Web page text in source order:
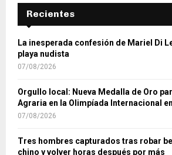
Recientes
La inesperada confesión de Mariel Di
playa nudista
07/08/2026
Orgullo local: Nueva Medalla de Oro
Agraria en la Olimpíada Internacional
07/08/2026
Tres hombres capturados tras robar
chino y volver horas después por más